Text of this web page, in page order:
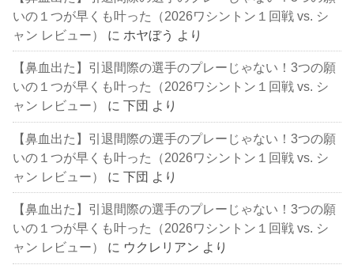
いの１つが早くも叶った（2026ワシントン１回戦 vs. シ
ャン レビュー）
に ホヤぼう より
【鼻血出た】引退間際の選手のプレーじゃない！3つの願
いの１つが早くも叶った（2026ワシントン１回戦 vs. シ
ャン レビュー）
に下団 より
【鼻血出た】引退間際の選手のプレーじゃない！3つの願
いの１つが早くも叶った（2026ワシントン１回戦 vs. シ
ャン レビュー）
に下団 より
【鼻血出た】引退間際の選手のプレーじゃない！3つの願
いの１つが早くも叶った（2026ワシントン１回戦 vs. シ
ャン レビュー）
に ウクレリアン より